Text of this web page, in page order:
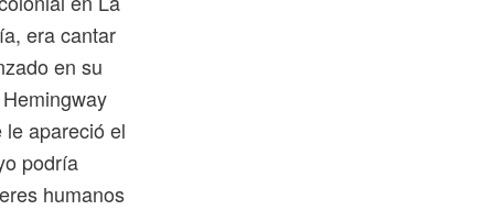
era cantar
en su
apareció el
podría
humanos